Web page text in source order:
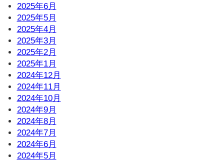
2025年6月
2025年5月
2025年4月
2025年3月
2025年2月
2025年1月
2024年12月
2024年11月
2024年10月
2024年9月
2024年8月
2024年7月
2024年6月
2024年5月